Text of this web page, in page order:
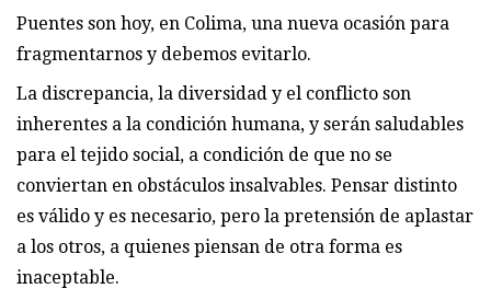
Puentes son hoy, en Colima, una nueva ocasión para
fragmentarnos y debemos evitarlo.
La discrepancia, la diversidad y el conflicto son
inherentes a la condición humana, y serán saludables
para el tejido social, a condición de que no se
conviertan en obstáculos insalvables. Pensar distinto
es válido y es necesario, pero la pretensión de aplastar
a los otros, a quienes piensan de otra forma es
inaceptable.